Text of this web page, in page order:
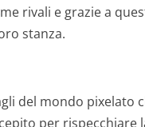
rivali e grazie a
stanza.
del mondo pixelato
per rispecchiare